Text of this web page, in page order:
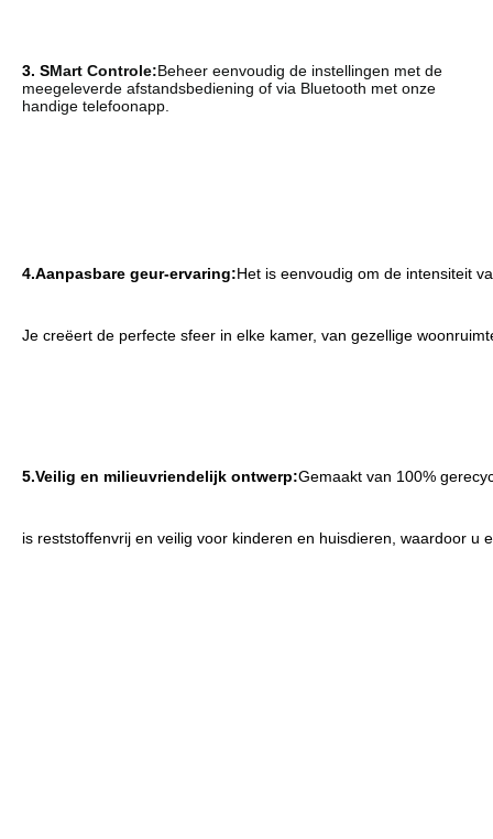
3. SMart Controle:Beheer eenvoudig de instellingen met de
meegeleverde afstandsbediening of via Bluetooth met onze
handige telefoonapp.
4.Aanpasbare geur-ervaring:Het is eenvoudig om de intensiteit
Je creëert de perfecte sfeer in elke kamer, van gezellige
5.Veilig en milieuvriendelijk ontwerp:Gemaakt van 100%
is reststoffenvrij en veilig voor kinderen en huisdieren, waardoor u